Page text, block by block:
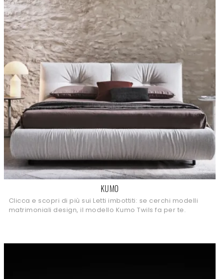
KUMO
Clicca e scopri di più sui Letti imbottiti: se cerchi modelli
matrimoniali design, il modello Kumo Twils fa per te.